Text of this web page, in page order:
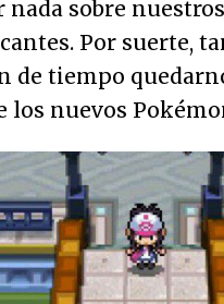
nada sobre nuestros
Por suerte,
de tiempo
los nuevos